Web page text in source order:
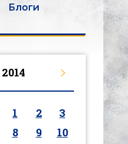
Блоги
2014
1 2
3
8 9
10